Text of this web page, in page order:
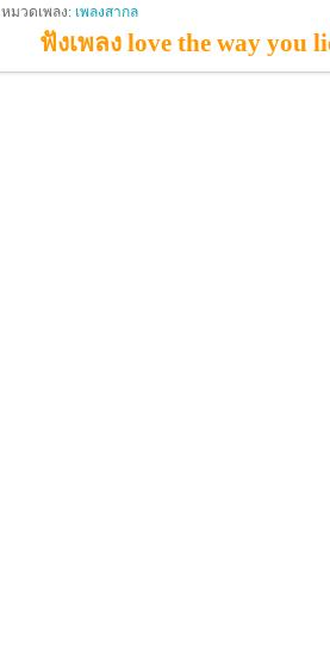
หมวดเพลง: เพลงสากล
ฟังเพลง love the way you